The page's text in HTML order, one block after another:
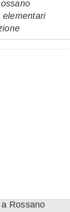
elementari
Rossano